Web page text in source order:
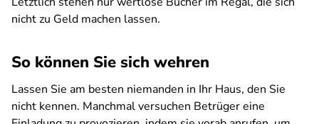
nicht zu Geld machen lassen.
So können Sie sich wehren
Lassen Sie am besten niemanden in Ihr Haus, den Sie
nicht kennen. Manchmal versuchen Betrüger eine